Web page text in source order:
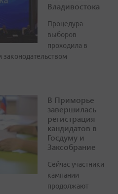
Владивостока
Процедура
выборов
проходила в
законодательством
В Приморье
завершилась
регистрация
кандидатов в
Госдуму и
Заксобрание
Сейчас участники
кампании
продолжают